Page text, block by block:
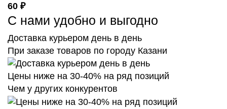
60 ₽
С нами удобно и выгодно
Доставка курьером день в день
При заказе товаров по городу Казани
Цены ниже на 30-40% на ряд позиций
Чем у других конкурентов